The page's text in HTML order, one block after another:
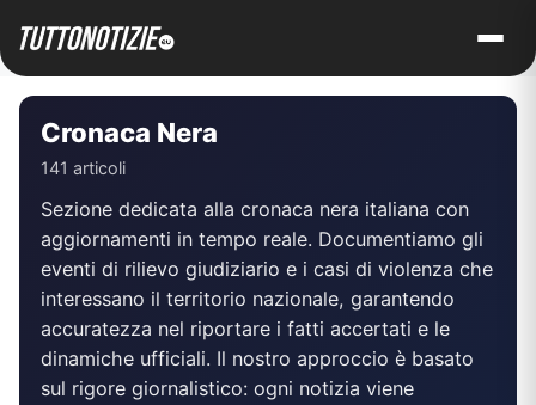
contenuto
Cronaca Nera
141 articoli
Sezione dedicata alla cronaca nera italiana con
aggiornamenti in tempo reale. Documentiamo gli
eventi di rilievo giudiziario e i casi di violenza che
interessano il territorio nazionale, garantendo
accuratezza nel riportare i fatti accertati e le
dinamiche ufficiali. Il nostro approccio è basato
sul rigore giornalistico: ogni notizia viene